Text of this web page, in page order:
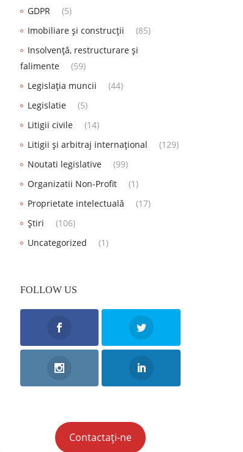
GDPR
(5)
Imobiliare și construcții
(85)
Insolvență, restructurare și
falimente
(59)
Legislația muncii
(44)
Legislatie
(5)
Litigii civile
(14)
Litigii și arbitraj internațional
(129)
Noutati legislative
(99)
Organizatii Non-Profit
(1)
Proprietate intelectuală
(17)
Știri
(106)
Uncategorized
(1)
FOLLOW US
Contactați-ne